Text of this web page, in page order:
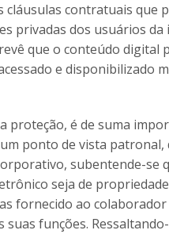
cláusulas contratuais que
privadas dos usuários da
que o conteúdo digital
e disponibilizado
proteção, é de suma
ponto de vista patronal,
subentende-se
seja de
fornecido ao
suas funções.